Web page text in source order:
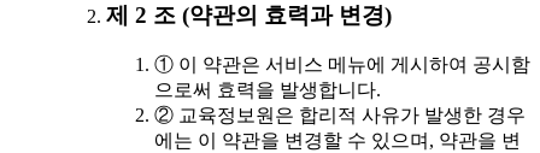
제 2 조 (약관의 효력과 변경)
① 이 약관은 서비스 메뉴에 게시하여 공시함
으로써 효력을 발생합니다.
② 교육정보원은 합리적 사유가 발생한 경우
에는 이 약관을 변경할 수 있으며, 약관을 변